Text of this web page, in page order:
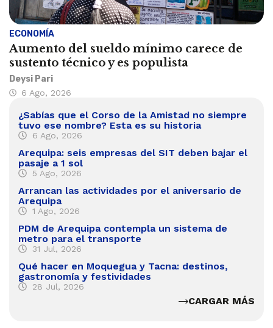
ECONOMÍA
Aumento del sueldo mínimo carece de
sustento técnico y es populista
Deysi Pari
6 Ago, 2026
¿Sabías que el Corso de la Amistad no siempre
tuvo ese nombre? Esta es su historia
6 Ago, 2026
Arequipa: seis empresas del SIT deben bajar el
pasaje a 1 sol
5 Ago, 2026
Arrancan las actividades por el aniversario de
Arequipa
1 Ago, 2026
PDM de Arequipa contempla un sistema de
metro para el transporte
31 Jul, 2026
Qué hacer en Moquegua y Tacna: destinos,
gastronomía y festividades
28 Jul, 2026
CARGAR MÁS